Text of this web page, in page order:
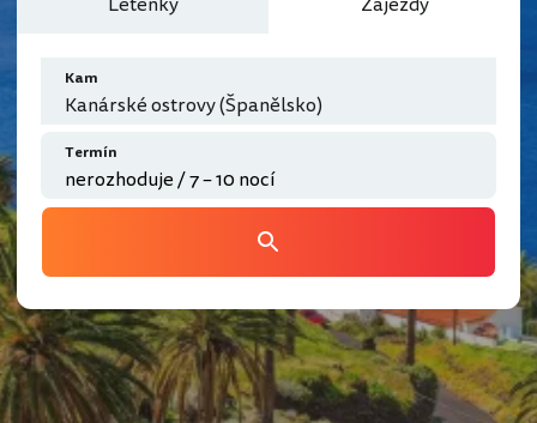
Kam
Kanárské ostrovy (Španělsko)
Termín